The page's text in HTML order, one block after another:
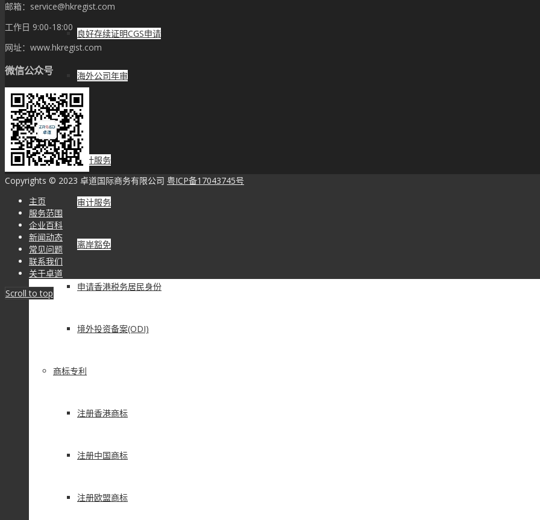
良好存续证明CGS申请
海外公司年审
财务税务
会计服务
审计服务
离岸豁免
申请香港税务居民身份
境外投资备案(ODI)
商标专利
注册香港商标
注册中国商标
注册欧盟商标
邮箱：service@hkregist.com
工作日 9:00-18:00
网址：www.hkregist.com
微信公众号
Copyrights © 2023 卓道国际商务有限公司 粤ICP备17043745号
主页
服务范围
企业百科
新闻动态
常见问题
联系我们
关于卓道
Scroll to top